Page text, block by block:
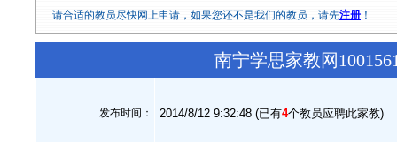
请合适的教员尽快网上申请，如果您还不是我们的教员，请先注册 ！
南宁学思家教网
发布时间： 2014/8/12 9:32:48 (已有4个教员应聘此家教)